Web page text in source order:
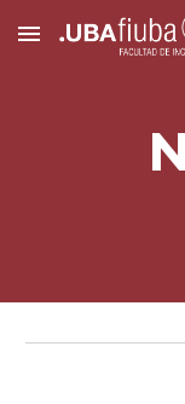
Skip to main